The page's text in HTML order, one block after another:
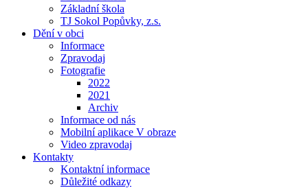
Základní škola
TJ Sokol Popůvky, z.s.
Dění v obci
Informace
Zpravodaj
Fotografie
2022
2021
Archiv
Informace od nás
Mobilní aplikace V obraze
Video zpravodaj
Kontakty
Kontaktní informace
Důležité odkazy